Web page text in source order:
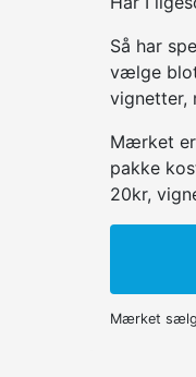
Så har
vælge
vignetter,
Mærket er
pakke
20kr,
Mærket